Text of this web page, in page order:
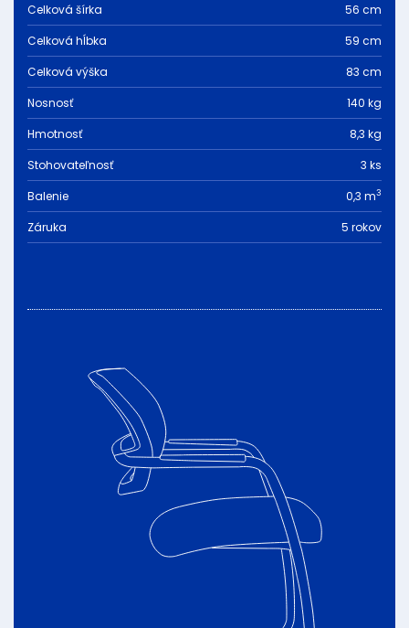
Celková šírka
56 cm
Celková hĺbka
59 cm
Celková výška
83 cm
Nosnosť
140 kg
Hmotnosť
8,3 kg
Stohovateľnosť
3 ks
Balenie
0,3 m3
Záruka 5 rokov